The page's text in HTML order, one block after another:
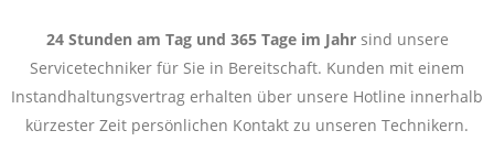
24 Stunden am Tag und 365 Tage im Jahrsind unsere
Servicetechniker für Sie in Bereitschaft. Kunden mit einem
Instandhaltungsvertrag erhalten über unsere Hotline innerhalb
kürzester Zeit persönlichen Kontakt zu unseren Technikern.